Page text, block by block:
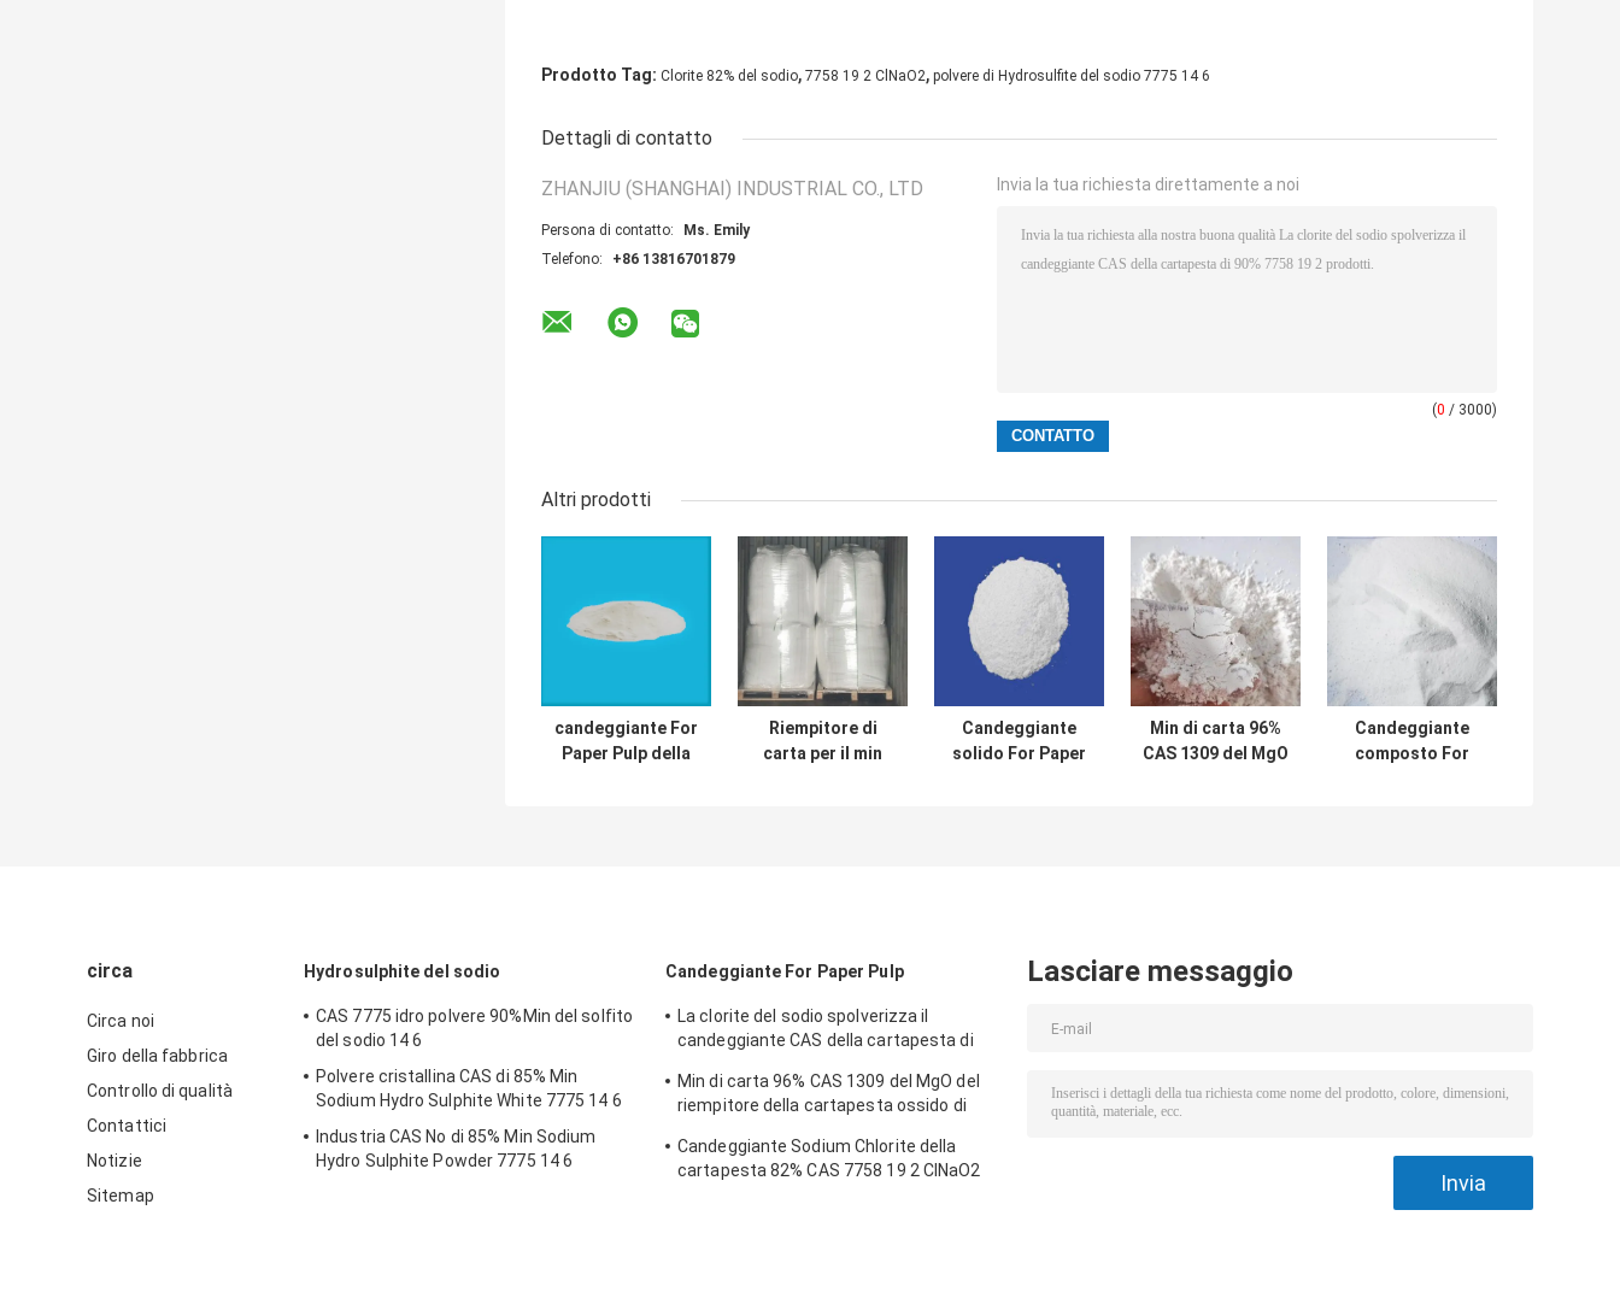
Prodotto Tag: Clorite 82% del sodio, 7758 19 2 ClNaO2, polvere di Hydrosulfite del sodio 7775 14 6
Dettagli di contatto
ZHANJIU (SHANGHAI) INDUSTRIAL CO., LTD
Persona di contatto:
Ms. Emily
Telefono:
+86 13816701879
Invia la tua richiesta direttamente a noi
(0 / 3000)
Altri prodotti
candeggiante For
Paper Pulp della
Riempitore di
carta per il min
Candeggiante
solido For Paper
Min di carta 96%
CAS 1309 del MgO
Candeggiante
composto For
circa
Circa noi
Giro della fabbrica
Controllo di qualità
Contattici
Notizie
Sitemap
Hydrosulphite del sodio
CAS 7775 idro polvere 90%Min del solfito
del sodio 14 6
Polvere cristallina CAS di 85% Min
Sodium Hydro Sulphite White 7775 14 6
Industria CAS No di 85% Min Sodium
Hydro Sulphite Powder 7775 14 6
Candeggiante For Paper Pulp
La clorite del sodio spolverizza il
candeggiante CAS della cartapesta di
Min di carta 96% CAS 1309 del MgO del
riempitore della cartapesta ossido di
Candeggiante Sodium Chlorite della
cartapesta 82% CAS 7758 19 2 ClNaO2
Lasciare messaggio